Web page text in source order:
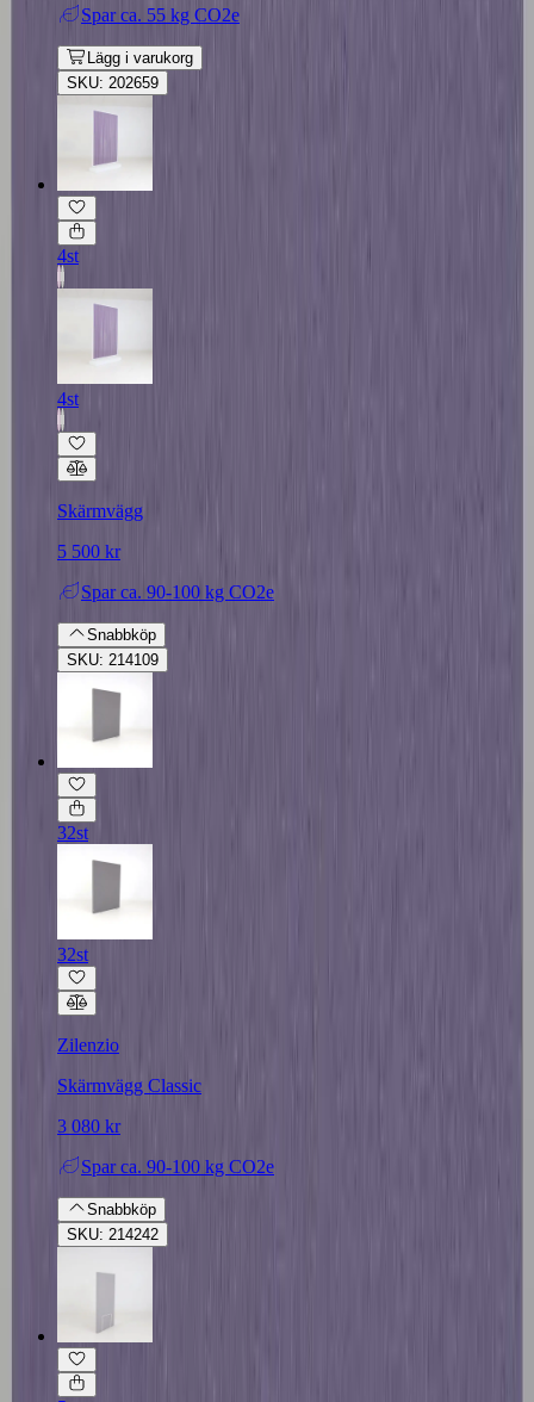
Spar ca. 55 kg CO2e
Lägg i varukorg
SKU: 202659
4st
4st
Skärmvägg
5 500 kr
Spar ca. 90-100 kg CO2e
Snabbköp
SKU: 214109
32st
32st
Zilenzio
Skärmvägg Classic
3 080 kr
Spar ca. 90-100 kg CO2e
Snabbköp
SKU: 214242